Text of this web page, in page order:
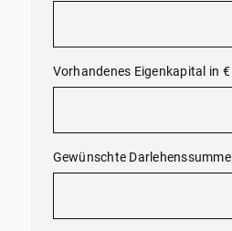
Vorhandenes Eigenkapital in €
Gewünschte